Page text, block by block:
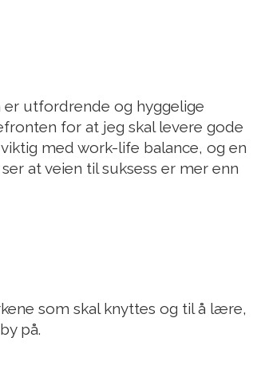
utfordrende og hyggelige
for at jeg skal levere gode
med work-life balance, og en
at veien til suksess er mer enn
som skal knyttes og til å lære,
på.